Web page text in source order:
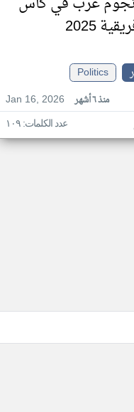
2025
Politics
Jan 16, 2026
منذ ٦ أشهر
عدد الكلمات: ١٠٩